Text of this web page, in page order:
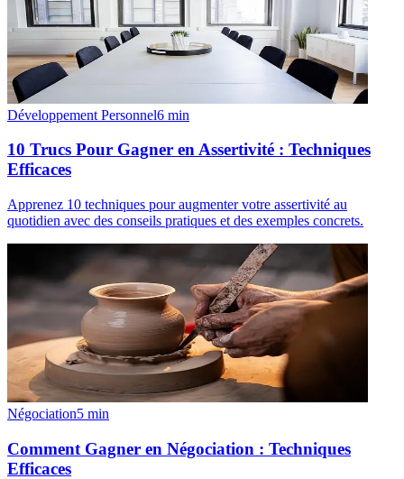
Développement Personnel6 min
10 Trucs Pour Gagner en Assertivité : Techniques
Efficaces
Apprenez 10 techniques pour augmenter votre assertivité au
quotidien avec des conseils pratiques et des exemples concrets.
Négociation5 min
Comment Gagner en Négociation : Techniques
Efficaces